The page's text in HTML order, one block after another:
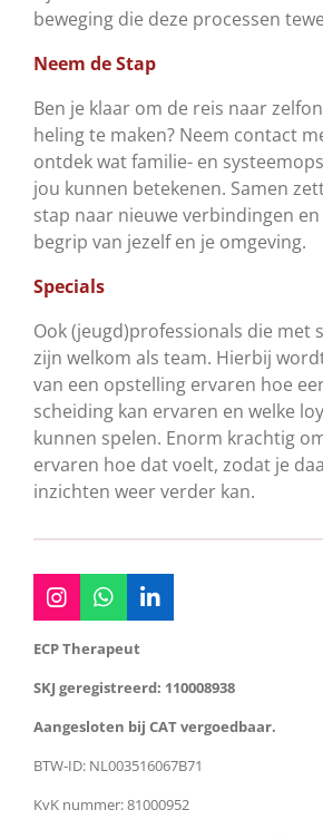
beweging die deze processen
Neem de Stap
Ben je klaar om de reis naar
heling te maken? Neem contact
ontdek wat familie- en
jou kunnen betekenen. Samen
stap naar nieuwe verbindingen
begrip van jezelf en je omgeving.
Specials
Ook (jeugd)professionals die met
zijn welkom als team. Hierbij
van een opstelling ervaren hoe
scheiding kan ervaren en welke
kunnen spelen. Enorm krachtig
ervaren hoe dat voelt, zodat je
inzichten weer verder kan.
I
n
s
a
r
m
W
h
a
s
p
L
i
e
I
ECP Therapeut
SKJ geregistreerd: 110008938
Aangesloten bij CAT vergoedbaar.
BTW-ID: NL003516067B71
KvK nummer: 81000952